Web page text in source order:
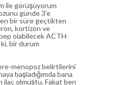
ile görüşüyorum
günde 3’e
bir süre geçtikten
kortizon ve
olabilecek ACTH
bir durum
menopoz belirtilerini
başladığımda bana
olmuştu. Fakat ben